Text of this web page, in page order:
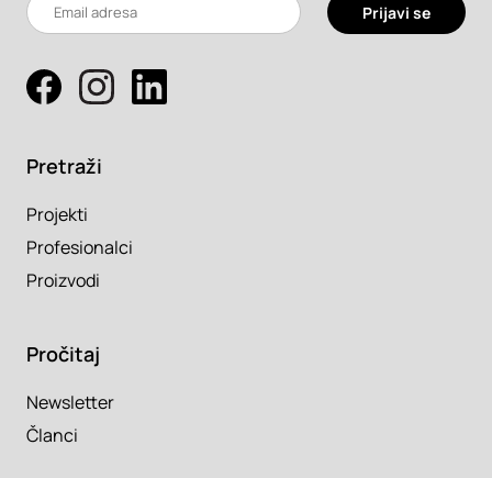
Prijavi se
Pretraži
Projekti
Profesionalci
Proizvodi
Pročitaj
Newsletter
Članci